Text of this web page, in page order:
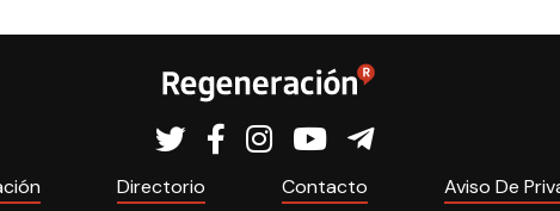
Directorio Contacto Aviso De